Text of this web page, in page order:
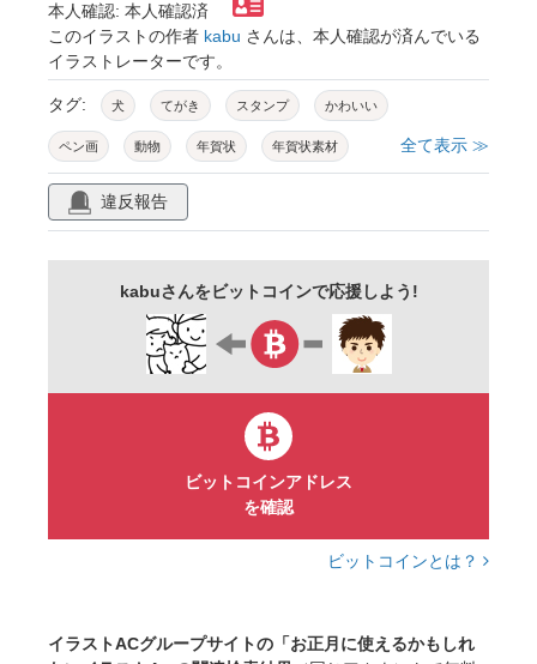
本人確認: 本人確認済
このイラストの作者 kabu さんは、本人確認が済んでいる
イラストレーターです。
タグ: 犬 てがき スタンプ かわいい
ペン画 動物 年賀状 年賀状素材
ペット デザイン
戌 犬年 柴犬 ゴールデンリトリバー
ちわわ チワワ 朱色
渋い タイトル 背景素材
ハンコ
ワンポイント 和風 飾り
印
正面
全て表示 ≫
違反報告
kabuさんをビットコインで応援しよう!
ビットコインアドレス
を確認
ビットコインとは？
イラストACグループサイトの「お正月に使えるかもしれ